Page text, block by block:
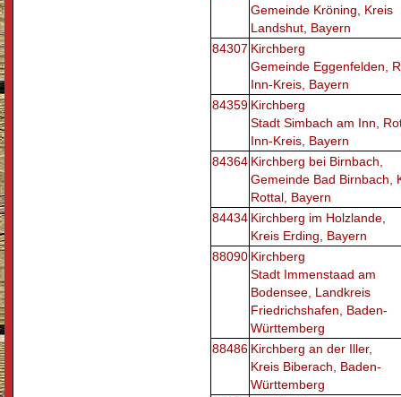
Gemeinde Kröning, Kreis
Landshut, Bayern
84307 Kirchberg
Gemeinde Eggenfelden,
Inn-Kreis, Bayern
84359 Kirchberg
Stadt Simbach am Inn,
Inn-Kreis, Bayern
84364 Kirchberg bei Birnbach,
Gemeinde Bad Birnbach,
Rottal, Bayern
84434 Kirchberg im Holzlande,
Kreis Erding, Bayern
88090 Kirchberg
Stadt Immenstaad am
Bodensee, Landkreis
Friedrichshafen, Baden-
Württemberg
88486 Kirchberg an der Iller,
Kreis Biberach, Baden-
Württemberg